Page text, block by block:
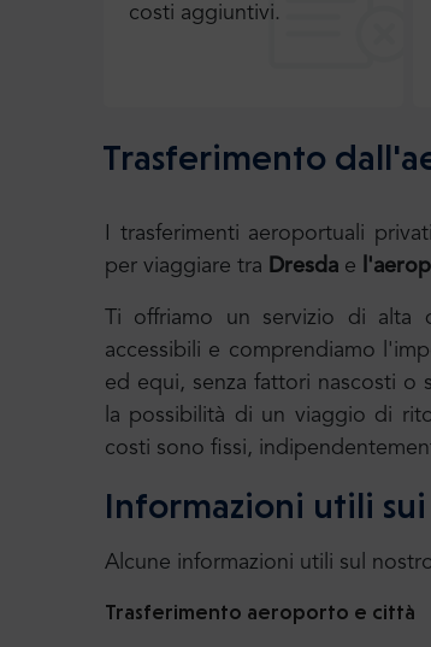
costi aggiuntivi.
Trasferimento
I trasferimenti aeroportuali
per viaggiare tra Dresda e
Ti offriamo un servizio di
accessibili e comprendiamo
ed equi, senza fattori nascosti o
la possibilità di un viaggio di
costi sono fissi,
Informazioni utili
Alcune informazioni utili sul
Trasferimento aeroporto e città